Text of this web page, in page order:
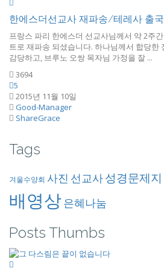
한에스더선교사 재파송/테레사 출국
프랑스 파리 한에스더 선교사님께서 약 2주
트로 재파송 되셨습니다. 하나님께서 합당한
감당하고, 브루노 오쌍 목자님 가정을 잘 ...
3694
5
2015년 11월 10일
Good-Manager
ShareGrace
Tags
겨울수양회 사진 선교사성경문제지
배영상은혜나눔
Posts Thumbs